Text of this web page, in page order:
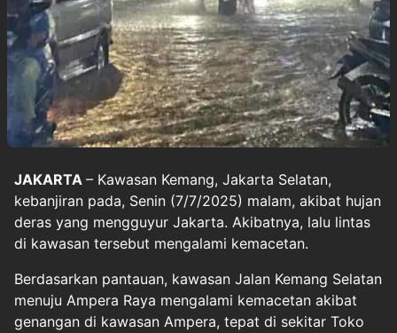
JAKARTA – Kawasan Kemang, Jakarta Selatan,
kebanjiran pada, Senin (7/7/2025) malam, akibat hujan
deras yang mengguyur Jakarta. Akibatnya, lalu lintas
di kawasan tersebut mengalami kemacetan.
Berdasarkan pantauan, kawasan Jalan Kemang Selatan
menuju Ampera Raya mengalami kemacetan akibat
genangan di kawasan Ampera, tepat di sekitar Toko